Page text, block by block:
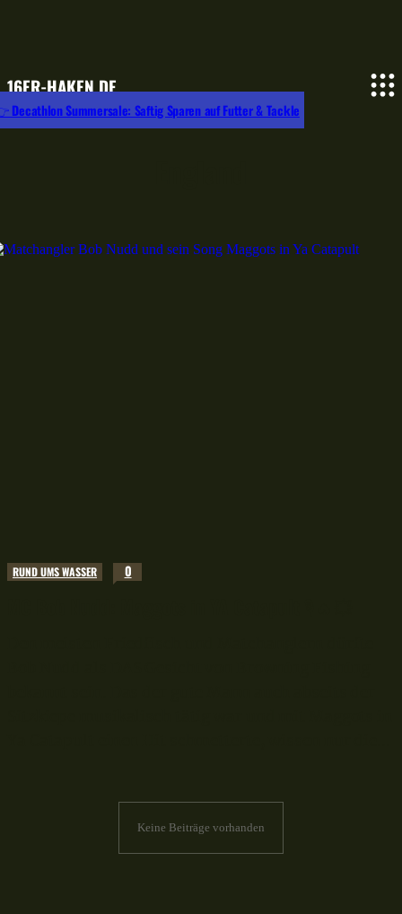
16ER-HAKEN.DE
Decathlon Summersale: Saftig Sparen auf Futter & Tackle
RUND UMS WASSER 0
Keine Beiträge vorhanden